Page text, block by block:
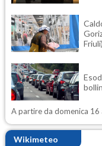
Friuli)
A partire da domenica 16
Wikimeteo